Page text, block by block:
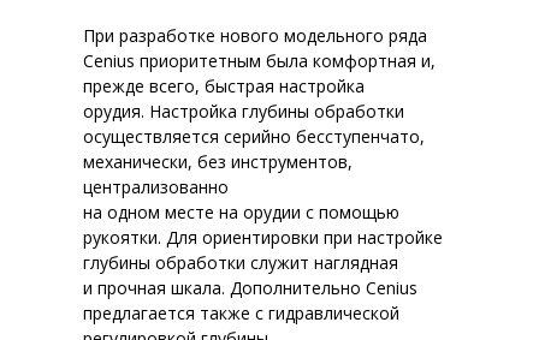
При разработке нового модельного ряда
Cenius приоритетным была комфортная и,
прежде всего, быстрая настройка
орудия. Настройка глубины обработки
осуществляется серийно бесступенчато,
механически, без инструментов,
централизованно
на одном месте на орудии с помощью
рукоятки. Для ориентировки при настройке
глубины обработки служит наглядная
и прочная шкала. Дополнительно Cenius
предлагается также с гидравлической